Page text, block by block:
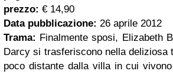
prezzo: € 14,90
Data pubblicazione: 26 aprile 2012
Trama: Finalmente sposi, Elizabeth
Darcy si trasferiscono nella deliziosa
poco distante dalla villa in cui